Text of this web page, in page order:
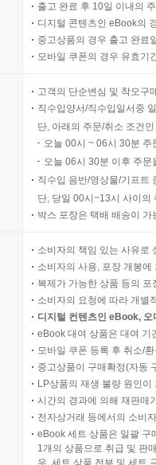
출고 완료 후 10일 이내의
디지털 콘텐츠인 eBook의
중고상품의 경우 출고 완료
모바일 쿠폰의 경우 유효기
고객의 단순변심 및 착오구
직수입양서/직수입일서중
단, 아래의 주문/취소 조건
오늘 00시 ~ 06시 30분
오늘 06시 30분 이후 주
직수입 음반/영상물/기프트
단, 당일 00시~13시 사이의
박스 포장은 택배 배송이
소비자의 책임 있는 사유로
소비자의 사용, 포장 개봉
복제가 가능한 상품 등의
소비자의 요청에 따라 개별
디지털 컨텐츠인 eBook,
eBook 대여 상품은 대여 기
모바일 쿠폰 등록 후 취소/
중고상품이 구매확정(자동
LP상품의 재생 불량 원인
시간의 경과에 의해 재판매
전자상거래 등에서의 소비
eBook 세트 상품은 일괄 구
1개의 상품으로 취급 및 판
우, 세트 상품 전부 및 세트